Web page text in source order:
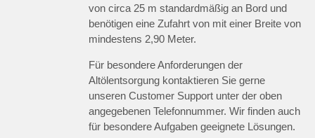
von circa 25 m standardmäßig an Bord und
benötigen eine Zufahrt von mit einer Breite von
mindestens 2,90 Meter.
Für besondere Anforderungen der
Altölentsorgung kontaktieren Sie gerne
unseren Customer Support unter der oben
angegebenen Telefonnummer. Wir finden auch
für besondere Aufgaben geeignete Lösungen.